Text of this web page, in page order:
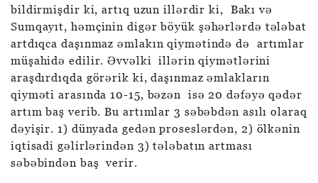
bildirmişdir ki, artıq uzun illərdir ki, Bakı və
Sumqayıt, həmçinin digər böyük şəhərlərdə tələbat
artdıqca daşınmaz əmlakın qiymətində də artımlar
müşahidə edilir. Əvvəlki illərin qiymətlərini
araşdırdıqda görərik ki, daşınmaz əmlakların
qiyməti arasında 10-15, bəzən isə 20 dəfəyə qədər
artım baş verib. Bu artımlar 3 səbəbdən asılı olaraq
dəyişir. 1) dünyada gedən proseslərdən, 2) ölkənin
iqtisadi gəlirlərindən 3) tələbatın artması
səbəbindən baş verir.